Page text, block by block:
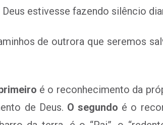
estivesse fazendo silêncio
de outrora que seremos
é o reconhecimento da
de Deus. O segundo é o